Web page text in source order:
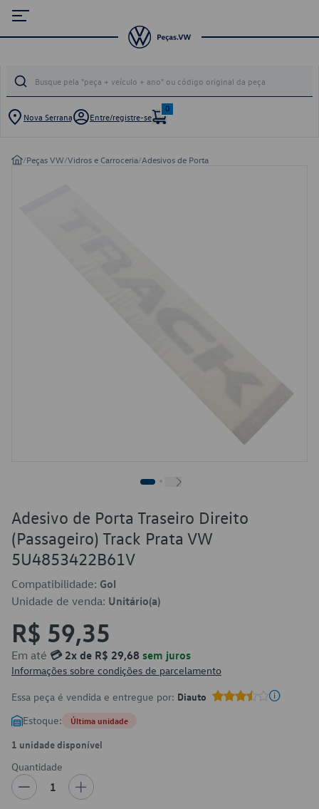
Nova Serrana Entre/registre-se
0
/Peças VW/Vidros e Carroceria/Adesivos de Porta
Adesivo de Porta Traseiro Direito
(Passageiro) Track Prata VW
5U4853422B61V
Compatibilidade: Gol
Unidade de venda: Unitário(a)
R$ 59,35
Em até 💳 2x de R$ 29,68 sem juros
Informações sobre condições de parcelamento
Essa peça é vendida e entregue por: Diauto
Estoque: Última unidade
1 unidade disponível
Quantidade
1